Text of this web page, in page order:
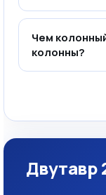
Чем
колонны?
Двутавр